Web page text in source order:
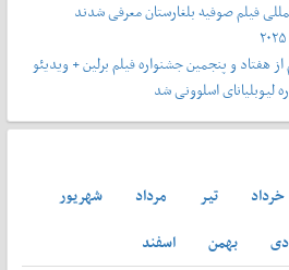
فیلم صوفیه بلغارستان معرفی شدند
هفتاد و پنجمین جشنواره فیلم برلین + ویدیئو
لیوبلیانای اسلوونی شد
خرداد تير مرداد
شهريور
دی بهمن
اسفند